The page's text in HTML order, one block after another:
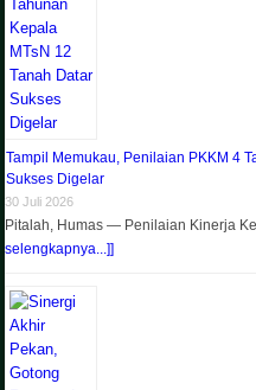
Tampil Memukau, Penilaian PKKM 4
Sukses Digelar
30 Juli 2026
Pitalah, Humas — Penilaian Kinerja
selengkapnya...]]